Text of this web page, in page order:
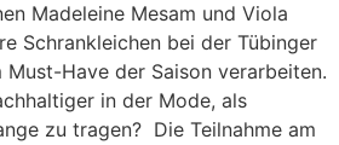
Madeleine Mesam und Viola
Schrankleichen bei der Tübinger
Must-Have der Saison verarbeiten.
in der Mode, als
zu tragen? Die Teilnahme am